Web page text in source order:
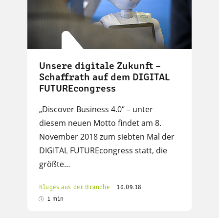
Unsere digitale Zukunft –
Schaffrath auf dem DIGITAL
FUTUREcongress
„Discover Business 4.0“ – unter
diesem neuen Motto findet am 8.
November 2018 zum siebten Mal der
DIGITAL FUTUREcongress statt, die
größte…
Kluges aus der Branche
16.09.18
1 min